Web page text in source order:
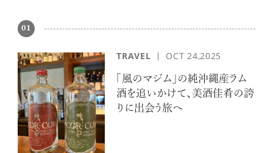
01
TRAVEL OCT 24,2025
「風のマジム」の純沖縄産ラム
酒を追いかけて、美酒佳肴の誇
りに出会う旅へ